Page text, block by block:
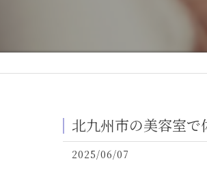
北九州市の美容室で
2025/06/07